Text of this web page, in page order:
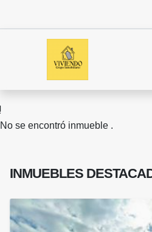
No se encontró inmueble .
INMUEBLES